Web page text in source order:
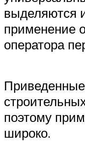
выделяются
применение
оператора
поэтому
широко.